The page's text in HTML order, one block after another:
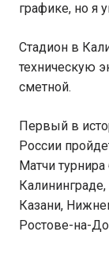
графике, но я
Стадион в
техническую
сметной.
Первый в
России
Матчи
Казани,
Ростове-на-